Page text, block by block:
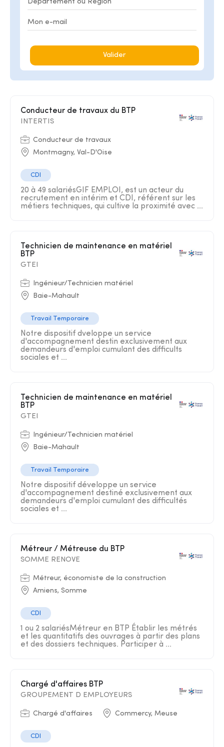
Valider
Conducteur de travaux du BTP
INTERTIS
Conducteur de travaux
Montmagny, Val-D'Oise
CDI
20 à 49 salariésGIF EMPLOI, est un acteur du
recrutement en intérim et CDI, référent sur les
métiers techniques, qui cultive la proximité avec ...
BTP
GTEI
Ingénieur/Technicien matériel
Baie-Mahault
Travail Temporaire
Notre dispositif dveloppe un service
d'accompagnement destin exclusivement aux
demandeurs d'emploi cumulant des difficults
sociales et ...
BTP
GTEI
Ingénieur/Technicien matériel
Baie-Mahault
Travail Temporaire
Notre dispositif développe un service
d'accompagnement destiné exclusivement aux
demandeurs d'emploi cumulant des difficultés
sociales et ...
Métreur / Métreuse du BTP
SOMME RENOVE
Métreur, économiste de la construction
Amiens, Somme
CDI
1 ou 2 salariésMétreur en BTP Établir les métrés
et les quantitatifs des ouvrages à partir des plans
et des dossiers techniques. Participer à ...
Chargé d'affaires BTP
GROUPEMENT D EMPLOYEURS
Chargé d'affaires Commercy, Meuse
CDI